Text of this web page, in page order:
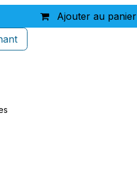
Ajouter au panier